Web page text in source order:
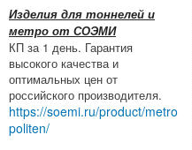
Изделия для тоннелей и
метро от СОЭМИ
КП за 1 день. Гарантия
высокого качества и
оптимальных цен от
российского производителя.
https://soemi.ru/product/metro
politen/